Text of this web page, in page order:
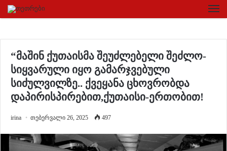
“მაშინ ქუთაისმა შეუძლებელი შეძლო-
სიყვარული იყო გამარჯვებული
სიძულვილზე.. ქვეყანა ცხოვრობდა
დაპირისპირებით,ქუთაისი-ერთობით!
irina თებერვალი 26, 2025 497